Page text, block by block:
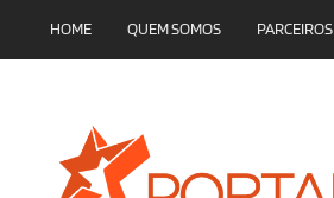
HOME QUEM SOMOS PARCEIROS